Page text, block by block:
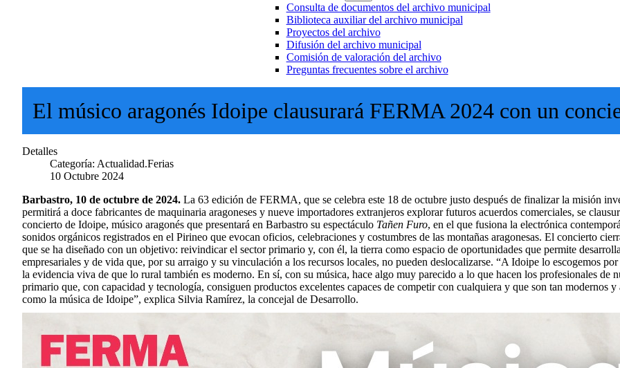
Consulta de documentos del archivo municipal
Biblioteca auxiliar del archivo municipal
Proyectos del archivo
Difusión del archivo municipal
Comisión de valoración del archivo
Preguntas frecuentes sobre el archivo
El músico aragonés Idoipe clausurará FERMA 2024 con un
Detalles
Categoría: Actualidad.Ferias
10 Octubre 2024
Barbastro, 10 de octubre de 2024. La 63 edición de FERMA, que se celebra este 18 de octubre justo después de finalizar la misión
permitirá a doce fabricantes de maquinaria aragoneses y nueve importadores extranjeros explorar futuros acuerdos comerciales, se
concierto de Idoipe, músico aragonés que presentará en Barbastro su espectáculo Tañen Furo, en el que fusiona la electrónica
sonidos orgánicos registrados en el Pirineo que evocan oficios, celebraciones y costumbres de las montañas aragonesas. El concierto
que se ha diseñado con un objetivo: reivindicar el sector primario y, con él, la tierra como espacio de oportunidades que permite
empresariales y de vida que, por su arraigo y su vinculación a los recursos locales, no pueden deslocalizarse. “A Idoipe lo escogemos por
la evidencia viva de que lo rural también es moderno. En sí, con su música, hace algo muy parecido a lo que hacen los profesionales de
primario que, con capacidad y tecnología, consiguen productos excelentes capaces de competir con cualquiera y que son tan modernos y
como la música de Idoipe”, explica Silvia Ramírez, la concejal de Desarrollo.